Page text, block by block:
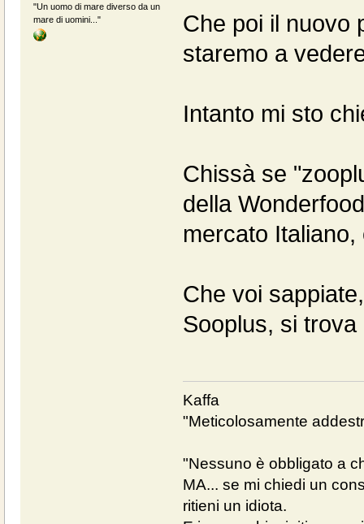
"Un uomo di mare diverso da un
mare di uomini..."
Che poi il nuovo
staremo a
Intanto mi sto
Chissà se
della
mercato Italiano,
Che voi
Sooplus, si trova
Kaffa
"Meticolosamente
"Nessuno è obbligato a
MA... se mi chiedi un
ritieni un idiota.